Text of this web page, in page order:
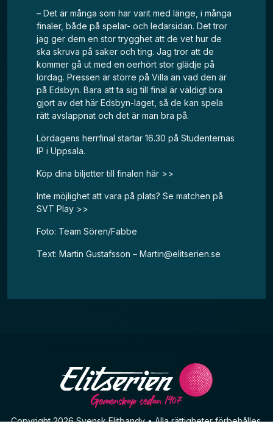
– Det är många som har varit med länge, i många
finaler, både på spelar- och ledarsidan. Det tror
jag ger dem en stor trygghet att de vet hur de
ska skruva på saker och ting. Jag tror att de
kommer gå ut med en oerhört stor glädje på
lördag. Pressen är större på Villa än vad den är
på Edsbyn. Bara att ta sig till final är väldigt bra
gjort av det här Edsbyn-laget, så de kan spela
rätt avslappnat och det är man bra på.
Lördagens herrfinal startar 16.30 på Studenternas
IP i Uppsala.
Köp dina biljetter till finalen här >>
Inte möjlighet att vara på plats? Se matchen på
SVT Play >>
Foto: Team Sören/Fabbe
Text: Martin Gustafsson – Martin@elitserien.se
Gemenskap sedan 1907
Copyright 2026 Svensk Elitbandy • Alla rättigheter förbehålles.